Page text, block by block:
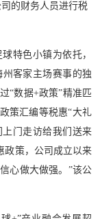
的财务人员进行税
特色小镇为依托，
客家主场赛事的独
“数据+政策”精准匹
策汇编等税惠“大礼
门走访给我们送来
政策，公司成立以来
心做大做强。”该公